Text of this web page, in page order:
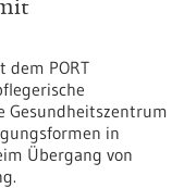
dem PORT
Gesundheitszentrum
in
Übergang von